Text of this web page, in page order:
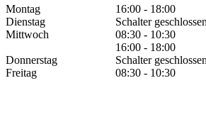
Montag
16:00 - 18:00
Dienstag
Schalter geschlossen
Mittwoch
08:30 - 10:30
16:00 - 18:00
Donnerstag
Schalter geschlossen
Freitag
08:30 - 10:30